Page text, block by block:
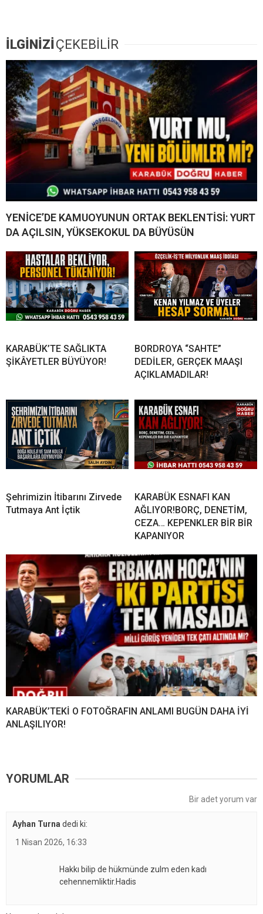
İLGİNİZİÇEKEBİLİR
YENİCE’DE KAMUOYUNUN ORTAK BEKLENTİSİ: YURT
DA AÇILSIN, YÜKSEKOKUL DA BÜYÜSÜN
KARABÜK’TE SAĞLIKTA
ŞİKÂYETLER BÜYÜYOR!
BORDROYA “SAHTE”
DEDİLER, GERÇEK MAAŞI
AÇIKLAMADILAR!
Şehrimizin İtibarını Zirvede
Tutmaya Ant İçtik
KARABÜK ESNAFI KAN
AĞLIYOR!BORÇ, DENETİM,
CEZA… KEPENKLER BİR BİR
KAPANIYOR
KARABÜK’TEKİ O FOTOĞRAFIN ANLAMI BUGÜN DAHA İYİ
ANLAŞILIYOR!
YORUMLAR
Bir adet yorum var
Ayhan Turna dedi ki:
1 Nisan 2026, 16:33
Hakkı bilip de hükmünde zulm eden kadı
cehennemliktir.Hadis